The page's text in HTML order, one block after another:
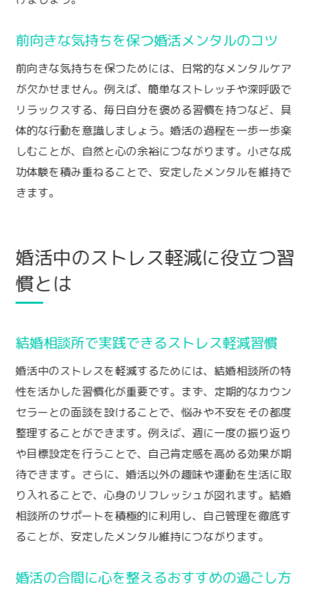
前向きな気持ちを保つ婚活メンタルのコツ
前向きな気持ちを保つためには、日常的なメンタルケア
が欠かせません。例えば、簡単なストレッチや深呼吸で
リラックスする、毎日自分を褒める習慣を持つなど、具
体的な行動を意識しましょう。婚活の過程を一歩一歩楽
しむことが、自然と心の余裕につながります。小さな成
功体験を積み重ねることで、安定したメンタルを維持で
きます。
婚活中のストレス軽減に役立つ習
慣とは
結婚相談所で実践できるストレス軽減習慣
婚活中のストレスを軽減するためには、結婚相談所の特
性を活かした習慣化が重要です。まず、定期的なカウン
セラーとの面談を設けることで、悩みや不安をその都度
整理することができます。例えば、週に一度の振り返り
や目標設定を行うことで、自己肯定感を高める効果が期
待できます。さらに、婚活以外の趣味や運動を生活に取
り入れることで、心身のリフレッシュが図れます。結婚
相談所のサポートを積極的に利用し、自己管理を徹底す
ることが、安定したメンタル維持につながります。
婚活の合間に心を整えるおすすめの過ごし方